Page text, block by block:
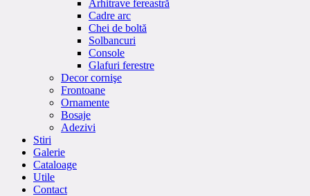
Arhitrave fereastră
Cadre arc
Chei de boltă
Solbancuri
Console
Glafuri ferestre
Decor cornişe
Frontoane
Ornamente
Bosaje
Adezivi
Stiri
Galerie
Cataloage
Utile
Contact